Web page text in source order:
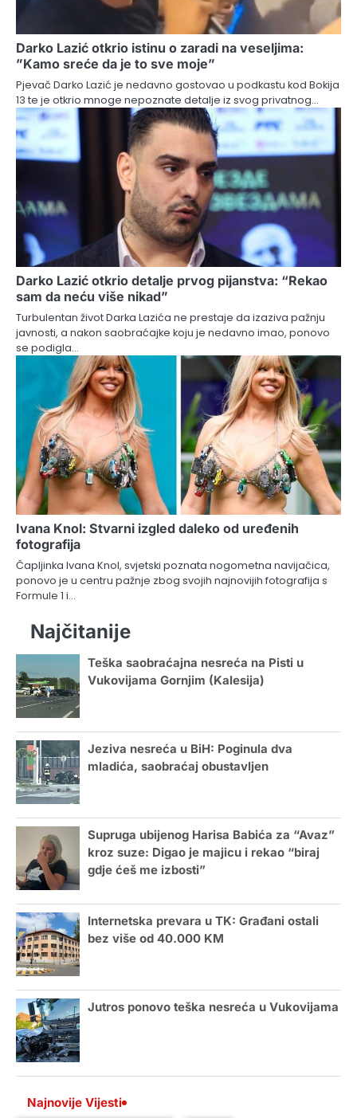
Darko Lazić otkrio istinu o zaradi na veseljima:
”Kamo sreće da je to sve moje”
Pjevač Darko Lazić je nedavno gostovao u podkastu kod Bokija
13 te je otkrio mnoge nepoznate detalje iz svog privatnog…
Darko Lazić otkrio detalje prvog pijanstva: “Rekao
sam da neću više nikad”
Turbulentan život Darka Lazića ne prestaje da izaziva pažnju
javnosti, a nakon saobraćajke koju je nedavno imao, ponovo
se podigla…
Ivana Knol: Stvarni izgled daleko od uređenih
fotografija
Čapljinka Ivana Knol, svjetski poznata nogometna navijačica,
ponovo je u centru pažnje zbog svojih najnovijih fotografija s
Formule 1 i…
Najčitanije
Teška saobraćajna nesreća na Pisti u
Vukovijama Gornjim (Kalesija)
Jeziva nesreća u BiH: Poginula dva
mladića, saobraćaj obustavljen
Supruga ubijenog Harisa Babića za “Avaz”
kroz suze: Digao je majicu i rekao “biraj
gdje ćeš me izbosti”
Internetska prevara u TK: Građani ostali
bez više od 40.000 KM
Jutros ponovo teška nesreća u Vukovijama
Najnovije Vijesti